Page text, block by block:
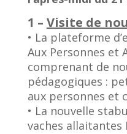
1 – Visite de
• La plateforme
Aux Personnes et
comprenant de
pédagogiques :
aux personnes et
• La nouvelle
vaches allaitantes